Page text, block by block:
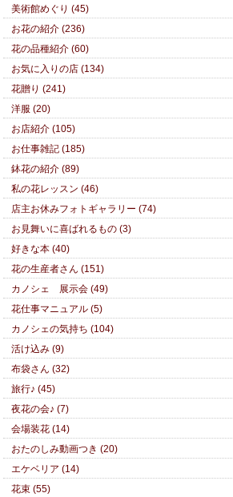
美術館めぐり (45)
お花の紹介 (236)
花の品種紹介 (60)
お気に入りの店 (134)
花贈り (241)
洋服 (20)
お店紹介 (105)
お仕事雑記 (185)
鉢花の紹介 (89)
私の花レッスン (46)
店主お休みフォトギャラリー (74)
お見舞いに喜ばれるもの (3)
好きな本 (40)
花の生産者さん (151)
カノシェ 展示会 (49)
花仕事マニュアル (5)
カノシェの気持ち (104)
活け込み (9)
布袋さん (32)
旅行♪ (45)
夜花の会♪ (7)
会場装花 (14)
おたのしみ動画つき (20)
エケベリア (14)
花束 (55)